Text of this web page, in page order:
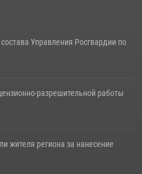
Управления Росгвардии по
разрешительной работы
жителя региона за нанесение